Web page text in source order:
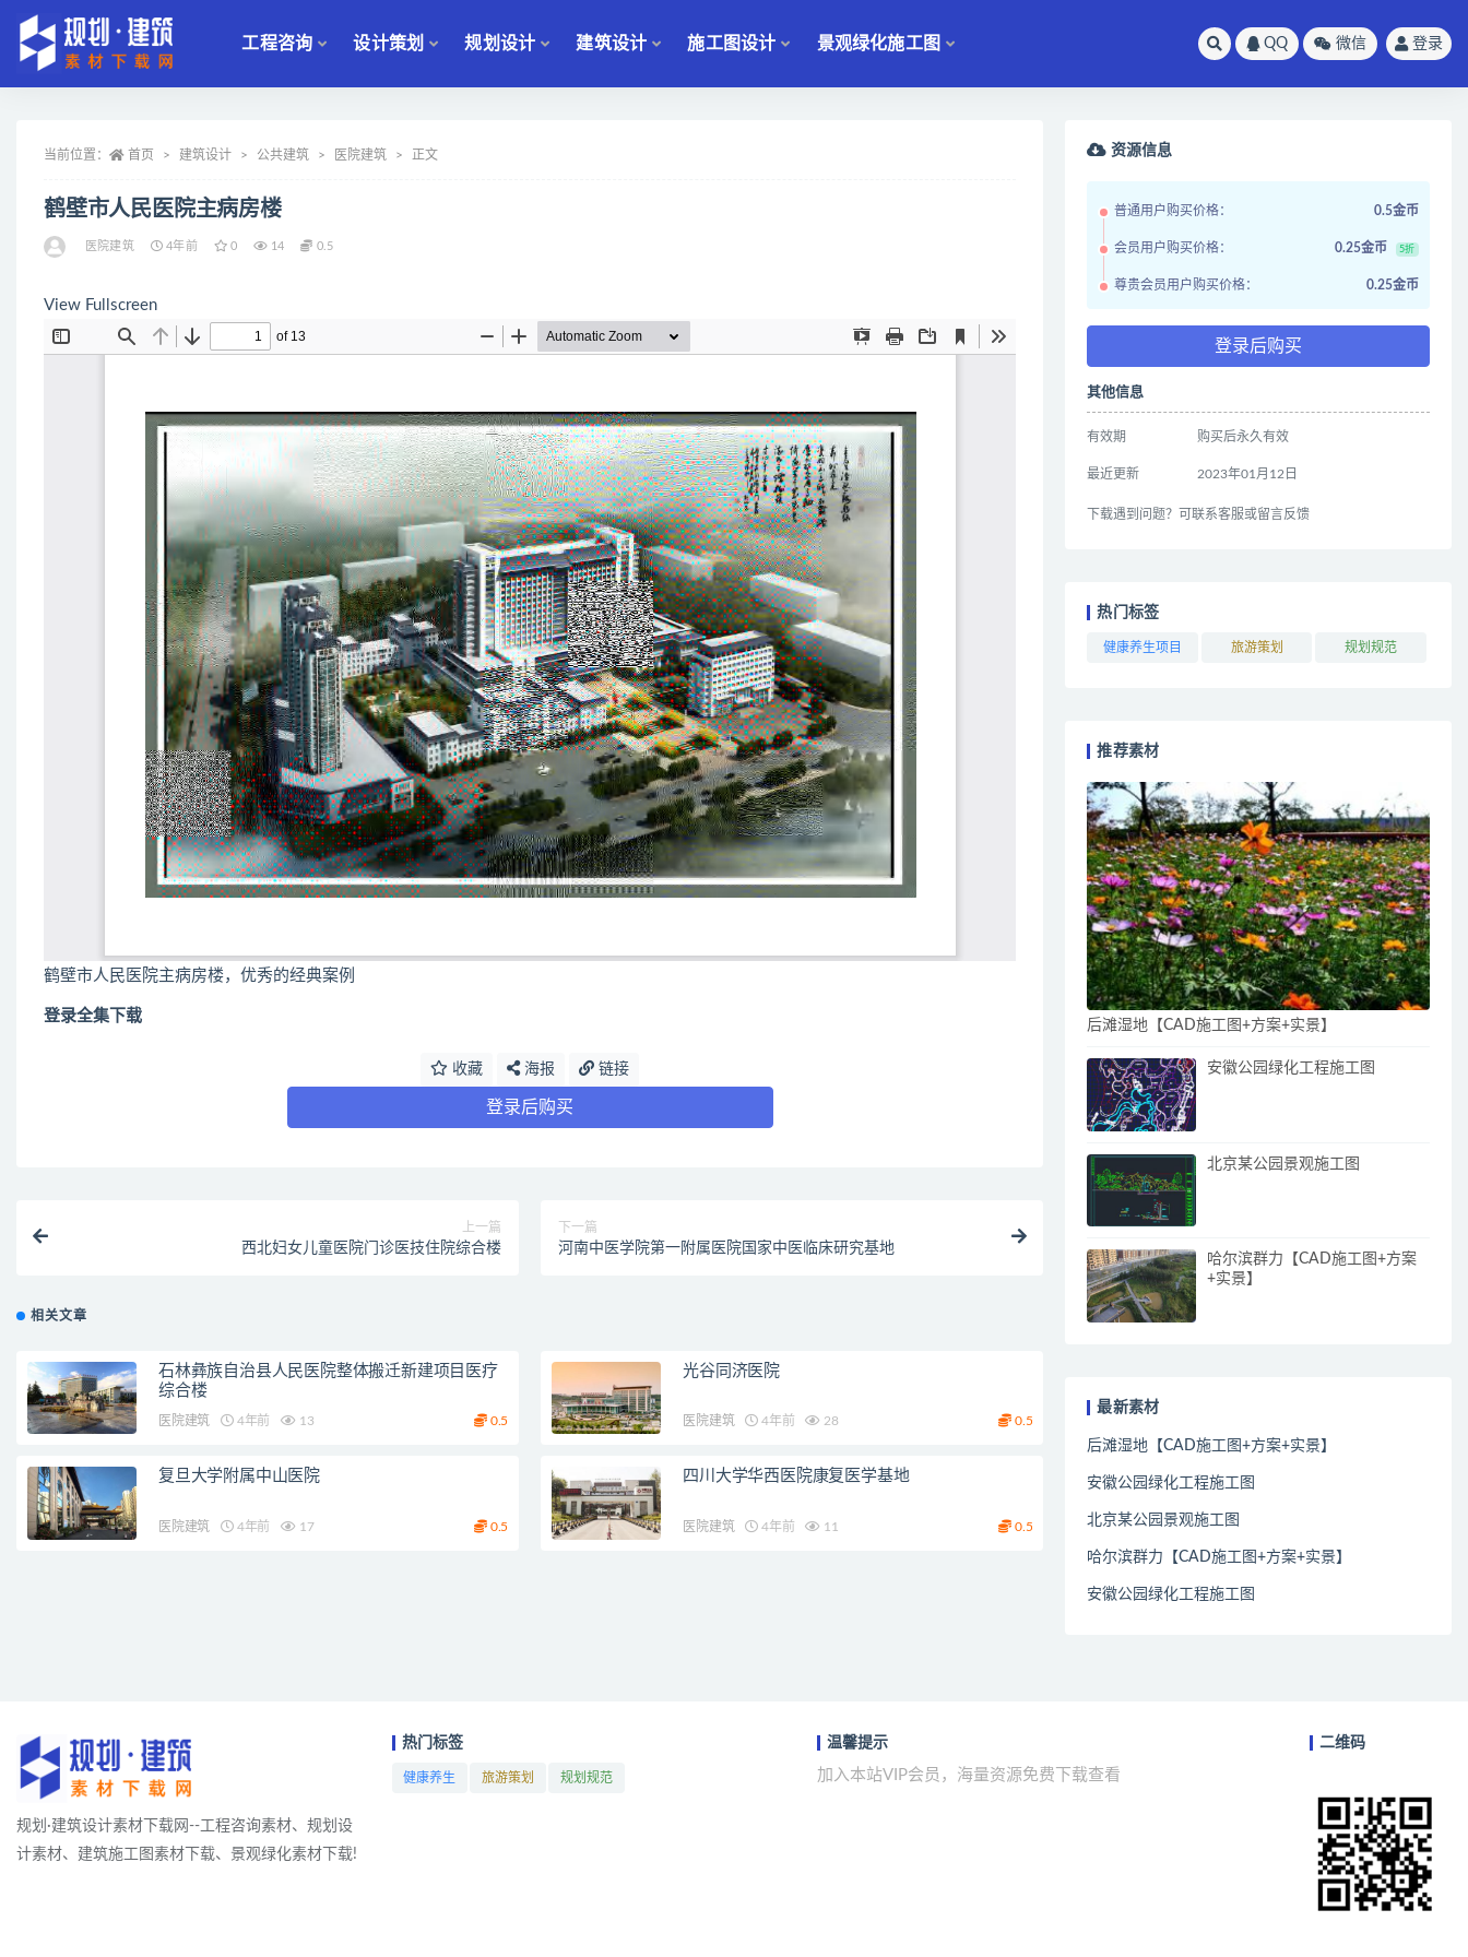
工程咨询 设计策划 规划设计 建筑设计 施工图设计 景观绿化施工图 QQ 微信 登录
当前位置： 首页 建筑设计 公共建筑 医院建筑 正文
鹤壁市人民医院主病房楼
医院建筑 4年前 0 14 0.5
View Fullscreen
鹤壁市人民医院主病房楼，优秀的经典案例
登录全集下载
收藏 海报 链接
登录后购买
上一篇
西北妇女儿童医院门诊医技住院综合楼
下一篇
河南中医学院第一附属医院国家中医临床研究基地
相关文章
石林彝族自治县人民医院整体搬迁新建项目医疗
综合楼
医院建筑 4年前 13 0.5
光谷同济医院
医院建筑 4年前 28 0.5
复旦大学附属中山医院
医院建筑 4年前 17 0.5
四川大学华西医院康复医学基地
医院建筑 4年前 11 0.5
资源信息
普通用户购买价格： 0.5金币
会员用户购买价格： 0.25金币 5折
尊贵会员用户购买价格： 0.25金币
登录后购买
其他信息
有效期 购买后永久有效
最近更新 2023年01月12日
下载遇到问题？可联系客服或留言反馈
热门标签
健康养生项目 旅游策划 规划规范
推荐素材
后滩湿地【CAD施工图+方案+实景】
安徽公园绿化工程施工图
北京某公园景观施工图
哈尔滨群力【CAD施工图+方案
+实景】
最新素材
后滩湿地【CAD施工图+方案+实景】
安徽公园绿化工程施工图
北京某公园景观施工图
哈尔滨群力【CAD施工图+方案+实景】
安徽公园绿化工程施工图
规划·建筑设计素材下载网--工程咨询素材、规划设
计素材、建筑施工图素材下载、景观绿化素材下载!
热门标签
健康养生 旅游策划 规划规范
温馨提示
加入本站VIP会员，海量资源免费下载查看
二维码